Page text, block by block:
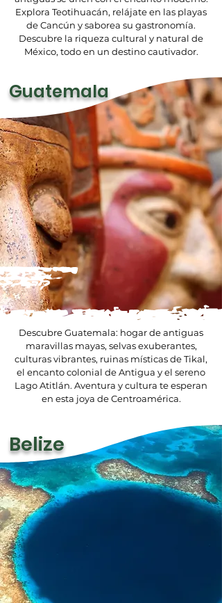
Explora Teotihuacán, relájate en las playas
de Cancún y saborea su gastronomía.
Descubre la riqueza cultural y natural de
México, todo en un destino cautivador.
Guatemala
Descubre Guatemala: hogar de antiguas
maravillas mayas, selvas exuberantes,
culturas vibrantes, ruinas místicas de Tikal,
el encanto colonial de Antigua y el sereno
Lago Atitlán. Aventura y cultura te esperan
en esta joya de Centroamérica.
Belize